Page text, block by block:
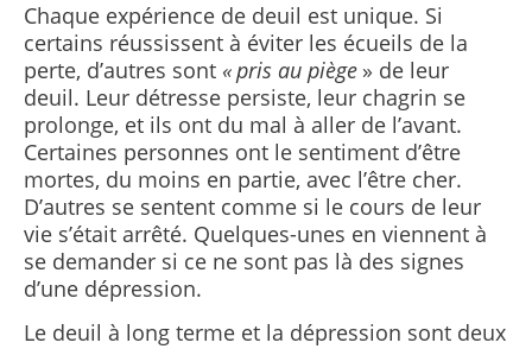
Chaque expérience de deuil est unique. Si
certains réussissent à éviter les écueils de la
perte, d’autres sont « pris au piège » de leur
deuil. Leur détresse persiste, leur chagrin se
prolonge, et ils ont du mal à aller de l’avant.
Certaines personnes ont le sentiment d’être
mortes, du moins en partie, avec l’être cher.
D’autres se sentent comme si le cours de leur
vie s’était arrêté. Quelques-unes en viennent à
se demander si ce ne sont pas là des signes
d’une dépression.
Le deuil à long terme et la dépression sont deux